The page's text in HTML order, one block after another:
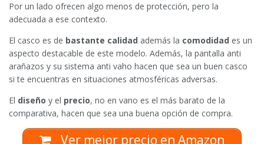
Por un lado ofrecen algo menos de protección, pero la
adecuada a ese contexto.
El casco es de bastante calidad además la comodidad es un
aspecto destacable de este modelo. Además, la pantalla anti
arañazos y su sistema anti vaho hacen que sea un buen casco
si te encuentras en situaciones atmosféricas adversas.
El diseño y el precio, no en vano es el más barato de la
comparativa, hacen que sea una buena opción de compra.
Ver mejor precio en Amazon